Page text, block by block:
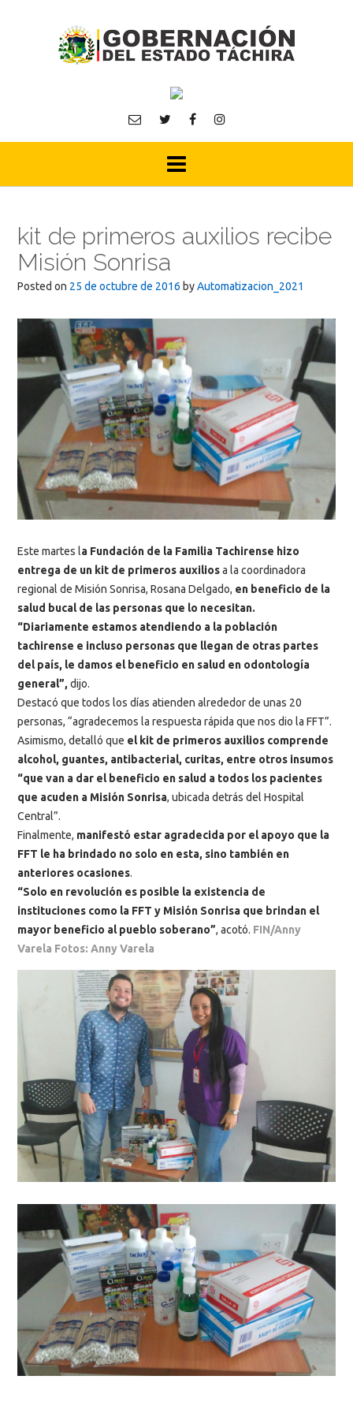
kit de primeros auxilios recibe
Misión Sonrisa
Posted on 25 de octubre de 2016 byAutomatizacion_2021
Este martes la Fundación de la Familia Tachirense hizo
entrega de un kit de primeros auxiliosa la coordinadora
regional de Misión Sonrisa, Rosana Delgado, en beneficio de la
salud bucal de las personas que lo necesitan.
“Diariamente estamos atendiendo a la población
tachirense e incluso personas que llegan de otras partes
del país, le damos el beneficio en salud en odontología
general”, dijo.
Destacó que todos los días atienden alrededor de unas 20
personas, “agradecemos la respuesta rápida que nos dio la FFT”.
Asimismo, detalló que el kit de primeros auxilios comprende
alcohol, guantes, antibacterial, curitas, entre otros insumos
“que van a dar el beneficio en salud a todos los pacientes
que acuden a Misión Sonrisa, ubicada detrás del Hospital
Central”.
Finalmente, manifestó estar agradecida por el apoyo que la
FFT le ha brindado no solo en esta, sino también en
anteriores ocasiones.
“Solo en revolución es posible la existencia de
instituciones como la FFT y Misión Sonrisa que brindan el
mayor beneficio al pueblo soberano”, acotó. FIN/Anny
Varela Fotos: Anny Varela